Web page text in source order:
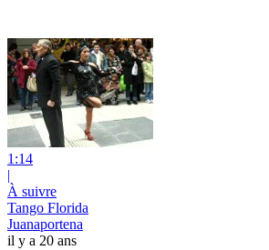
1:14
|
À suivre
Tango Florida
Juanaportena
il y a 20 ans